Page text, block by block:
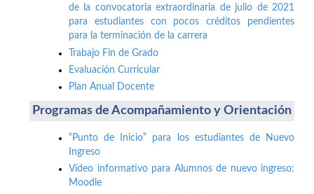
de la convocatoria extraordinaria de julio de 2021
para estudiantes con pocos créditos pendientes
para la terminación de la carrera
Trabajo Fin de Grado
Evaluación Curricular
Plan Anual Docente
Programas de Acompañamiento y Orientación
“Punto de Inicio” para los estudiantes de Nuevo
Ingreso
Vídeo informativo para Alumnos de nuevo ingreso:
Moodle